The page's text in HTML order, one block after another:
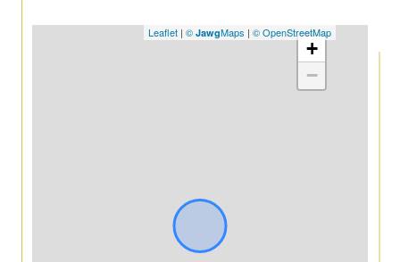
+
−
Leaflet | © JawgMaps | © OpenStreetMap